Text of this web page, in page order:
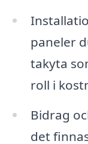
paneler
takyta
roll i
Bidrag
det